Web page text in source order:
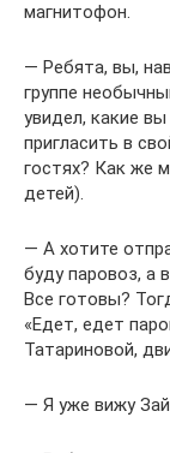
магнитофон.
— Ребята, вы,
группе
увидел, какие
пригласить в
гостях? Как же
детей).
— А хотите
буду паровоз, а
Все готовы?
«Едет, едет
Татариновой,
— Я уже вижу